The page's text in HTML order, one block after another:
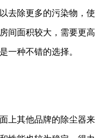
去除更多的污染物，使
间面积较大，需要更高
一种不错的选择。
上其他品牌的除尘器来